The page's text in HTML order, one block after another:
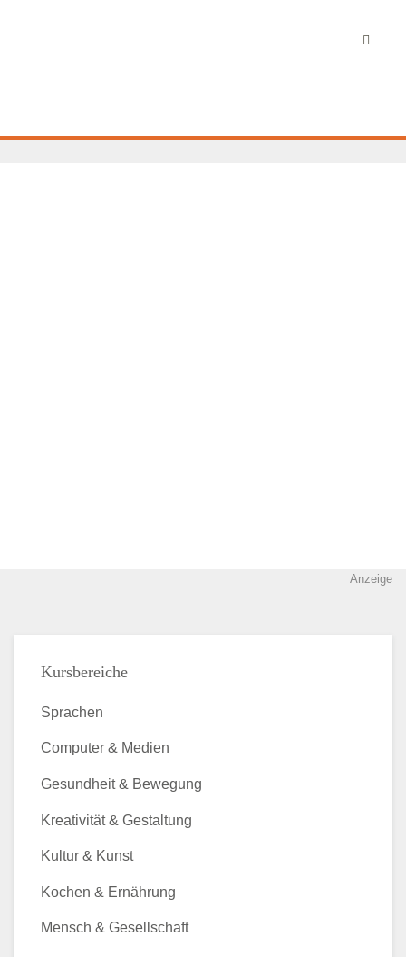
Anzeige
Kursbereiche
Sprachen
Computer & Medien
Gesundheit & Bewegung
Kreativität & Gestaltung
Kultur & Kunst
Kochen & Ernährung
Mensch & Gesellschaft